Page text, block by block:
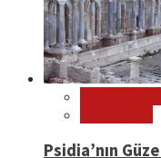
Psidia’nın